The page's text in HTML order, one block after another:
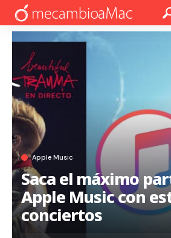
Apple Music
Saca el máximo
Apple Music con
conciertos